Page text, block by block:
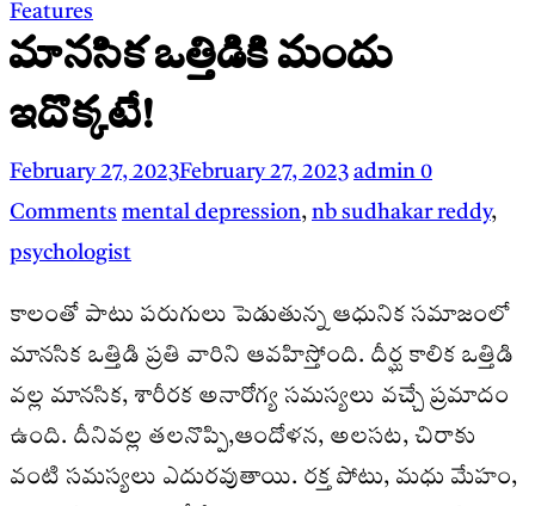
Features
మానసిక ఒత్తిడికి మందు
ఇదొక్కటే!
February 27, 2023February 27, 2023 admin 0
Comments mental depression, nb sudhakar reddy,
psychologist
కాలంతో పాటు పరుగులు పెడుతున్న ఆధునిక సమాజంలో
మానసిక ఒత్తిడి ప్రతి వారిని ఆవహిస్తోంది. దీర్ఘ కాలిక ఒత్తిడి
వల్ల మానసిక, శారీరక అనారోగ్య సమస్యలు వచ్చే ప్రమాదం
ఉంది. దీనివల్ల తలనొప్పి,ఆందోళన, అలసట, చిరాకు
వంటి సమస్యలు ఎదురవుతాయి. రక్త పోటు, మధు మేహం,